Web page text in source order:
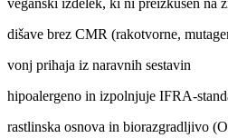
veganski izdelek, ki ni preizkušen na
dišave brez CMR (rakotvorne,
vonj prihaja iz naravnih sestavin
hipoalergeno in izpolnjuje IFRA-
rastlinska osnova in biorazgradljivo